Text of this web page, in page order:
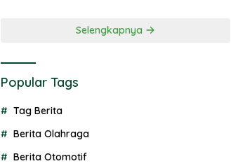
Selengkapnya
Popular Tags
Tag Berita
Berita Olahraga
Berita Otomotif